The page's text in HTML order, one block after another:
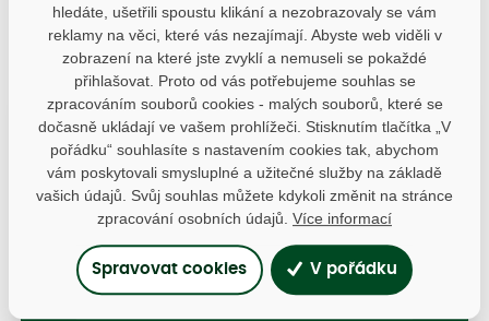
Otevírací doba
Pondělí Zavřeno
KAVÁRNA
Úterý - Neděle 9 - 19
ZAHRADNICTVÍ
Úterý - Neděle 9 - 18
hledáte, ušetřili spoustu klikání a nezobrazovaly se vám
reklamy na věci, které vás nezajímají. Abyste web viděli v
zobrazení na které jste zvyklí a nemuseli se pokaždé
přihlašovat. Proto od vás potřebujeme souhlas se
zpracováním souborů cookies - malých souborů, které se
dočasně ukládají ve vašem prohlížeči. Stisknutím tlačítka „V
pořádku“ souhlasíte s nastavením cookies tak, abychom
vám poskytovali smysluplné a užitečné služby na základě
vašich údajů. Svůj souhlas můžete kdykoli změnit na stránce
zpracování osobních údajů. Více informací
Spravovat cookies V pořádku